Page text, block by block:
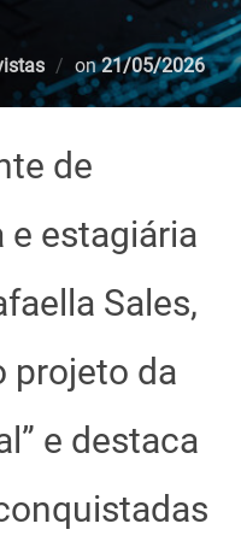
onPostado
em
21/05/2026
de
estagiária
Sales,
projeto da
e destaca